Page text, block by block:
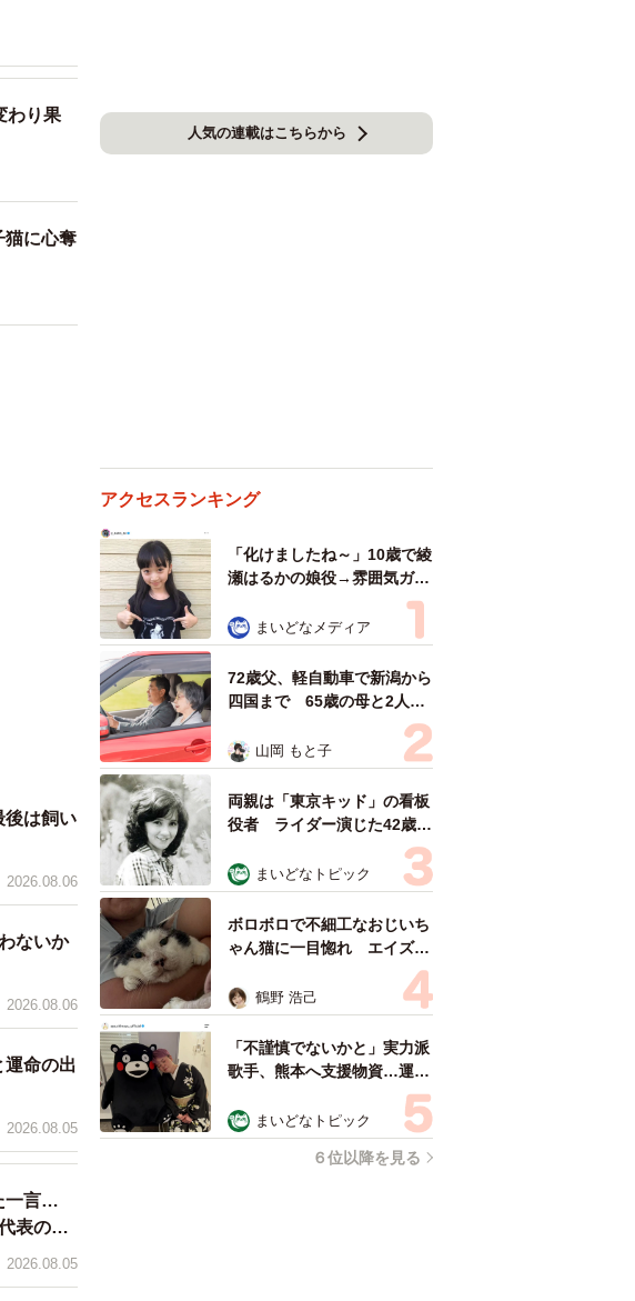
んさん）
ある
い主さ
けにも
ゃんさ
わり果
猫に心奪
後は飼い
2026.08.06
ないか
2026.08.06
運命の出
2026.08.05
一言…
表の訴
2026.08.05
人気の連載はこちらから
アクセスランキング
「化けましたね～」10歳で綾
瀬はるかの娘役→雰囲気ガラ
リの18歳に成長 「メイクで
雰囲気が」「宝塚に入れそ
う」
まいどなメディア
72歳父、軽自動車で新潟から
四国まで 65歳の母と2人で
3泊4日の旅 パーキングの休
憩まで分刻み… 「大学生で
も組まねえよ！」
山岡 もと子
両親は「東京キッド」の看板
役者 ライダー演じた42歳元
俳優が再婚妻との「ウエディ
ングフォト」計画を明言
「センスあるカメラマン求
む」
まいどなトピック
ボロボロで不細工なおじいち
ゃん猫に一目惚れ エイズだ
し手がかかるけど…おうちで
暮らすと「おじ猫」だって可
愛くなったよ！
鶴野 浩己
「不謹慎でないかと」実力派
歌手、熊本へ支援物資…運搬
トラックの車体デザインにた
めらい 「痛いほど伝わる」
「行動され立派」
まいどなトピック
６位以降を見る